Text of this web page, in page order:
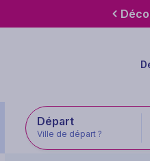
Départ
Ville de départ ?